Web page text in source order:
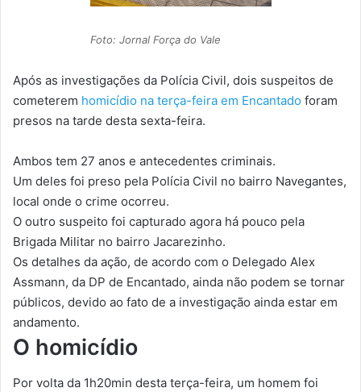
Foto: Jornal Força do Vale
Após as investigações da Polícia Civil, dois suspeitos de
cometerem homicídio na terça-feira em Encantado foram
presos na tarde desta sexta-feira.
Ambos tem 27 anos e antecedentes criminais.
Um deles foi preso pela Polícia Civil no bairro Navegantes,
local onde o crime ocorreu.
O outro suspeito foi capturado agora há pouco pela
Brigada Militar no bairro Jacarezinho.
Os detalhes da ação, de acordo com o Delegado Alex
Assmann, da DP de Encantado, ainda não podem se tornar
públicos, devido ao fato de a investigação ainda estar em
andamento.
O homicídio
Por volta da 1h20min desta terça-feira, um homem foi